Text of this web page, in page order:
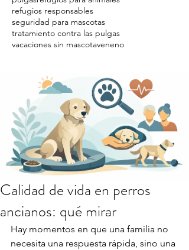
refugios responsables
seguridad para mascotas
tratamiento contra las pulgas
vacaciones sin mascotaveneno
Calidad de vida en perros
ancianos: qué mirar
Hay momentos en que una familia no
necesita una respuesta rápida, sino una